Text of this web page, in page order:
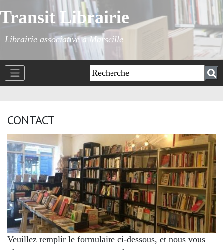
Transit Librairie
Librairie associative à Marseille
CONTACT
Veuillez remplir le formulaire ci-dessous, et nous vous